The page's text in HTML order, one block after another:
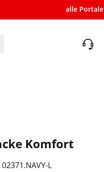
alle Portale
Komfort
02371.NAVY-L